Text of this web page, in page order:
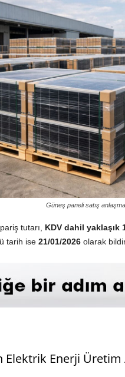
Güneş paneli satış
tutarı, KDV dahil yaklaşık
tarih ise 21/01/2026olarak
Elektrik Enerji Üretim